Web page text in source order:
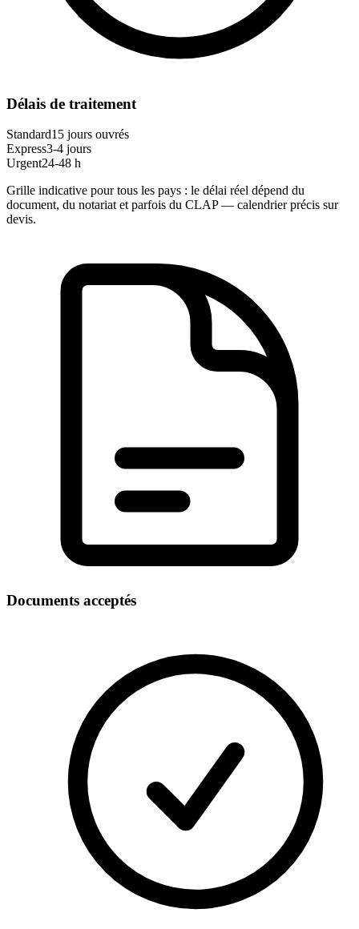
Délais de traitement
Standard15 jours ouvrés
Express3-4 jours
Urgent24-48 h
Grille indicative pour tous les pays : le délai réel dépend du
document, du notariat et parfois du CLAP — calendrier précis sur
devis.
Documents acceptés